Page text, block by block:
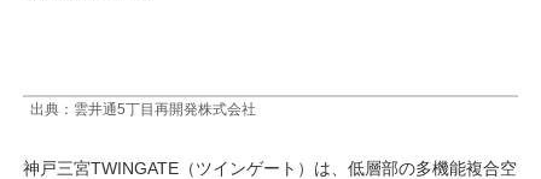
出典：雲井通5丁目再開発株式会社
神戸三宮TWINGATE（ツインゲート）は、低層部の多機能複合空